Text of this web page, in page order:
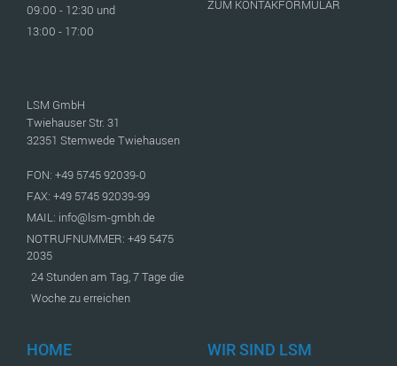
09:00 - 12:30 und
13:00 - 17:00
LSM GmbH
Twiehauser Str. 31
32351 Stemwede Twiehausen
FON: +49 5745 92039-0
FAX: +49 5745 92039-99
MAIL: info@lsm-gmbh.de
NOTRUFNUMMER: +49 5475
2035
24 Stunden am Tag, 7 Tage die
Woche zu erreichen
ZUM KONTAKFORMULAR
HOME WIR SIND LSM